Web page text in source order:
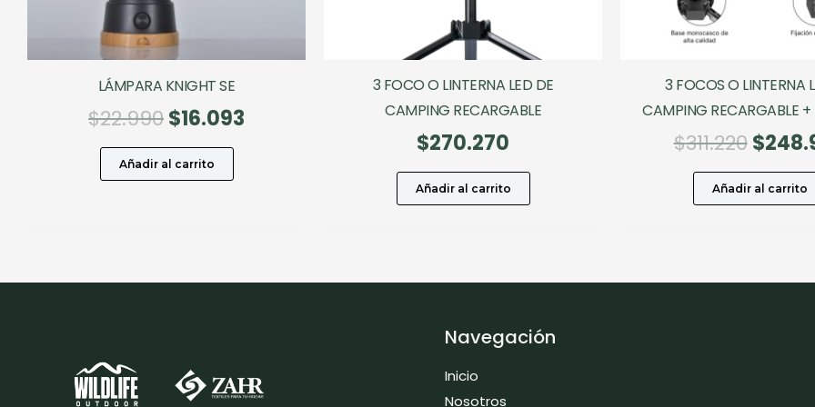
LÁMPARA KNIGHT SE
$22.990El
precio
original
$16.093
Añadir al carrito
3 FOCO O LINTERNA LED DE
CAMPING RECARGABLE
$270.270
Añadir al carrito
3 FOCOS O LINTERNA
CAMPING RECARGABLE
$311.220 El
precio
original
$
Añadir al carrito
Navegación
Inicio
Nosotros